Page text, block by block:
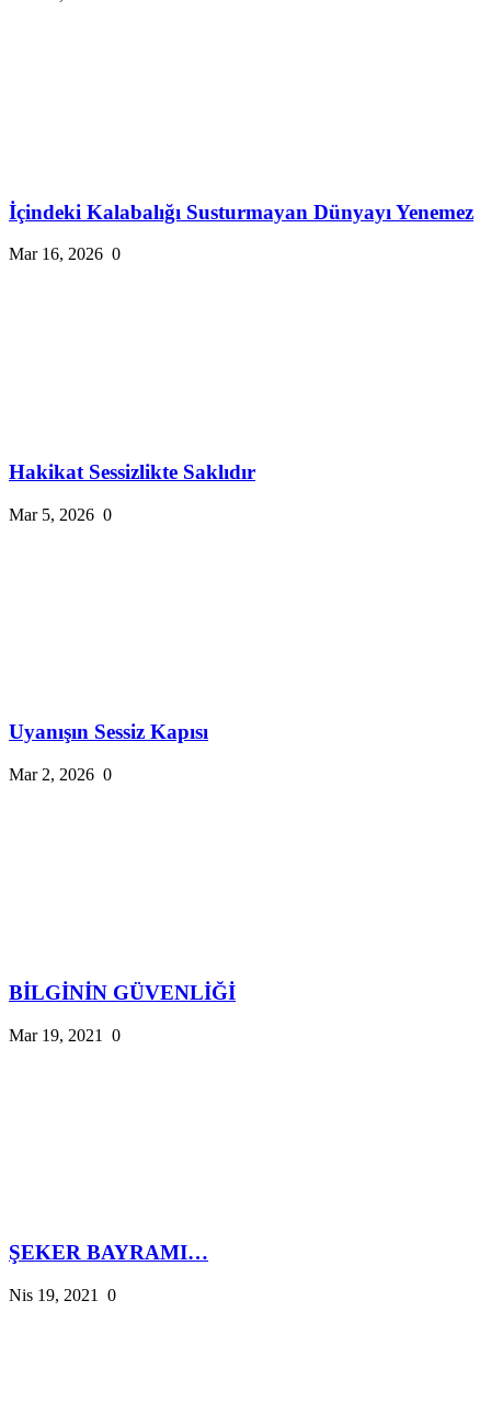
İçindeki Kalabalığı Susturmayan Dünyayı Yenemez
Mar 16, 2026 0
Hakikat Sessizlikte Saklıdır
Mar 5, 2026 0
Uyanışın Sessiz Kapısı
Mar 2, 2026 0
BİLGİNİN GÜVENLİĞİ
Mar 19, 2021 0
ŞEKER BAYRAMI…
Nis 19, 2021 0